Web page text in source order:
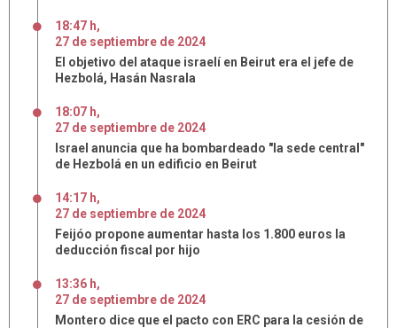
18:47 h,
27 de septiembre de 2024
El objetivo del ataque israelí en Beirut era el jefe de
Hezbolá, Hasán Nasrala
18:07 h,
27 de septiembre de 2024
Israel anuncia que ha bombardeado "la sede central"
de Hezbolá en un edificio en Beirut
14:17 h,
27 de septiembre de 2024
Feijóo propone aumentar hasta los 1.800 euros la
deducción fiscal por hijo
13:36 h,
27 de septiembre de 2024
Montero dice que el pacto con ERC para la cesión de